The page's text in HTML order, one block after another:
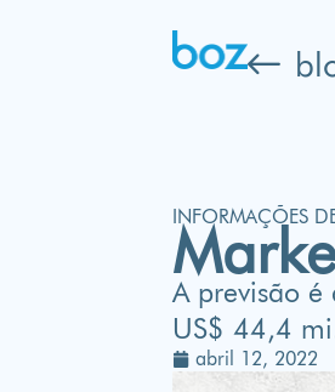
INFORMAÇÕES
A previsão
US$ 44,4
abril 12, 2022